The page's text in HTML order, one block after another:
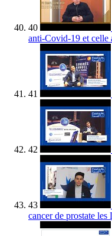
40
anti-Covid-19 et
41
42
43
cancer de prostate les